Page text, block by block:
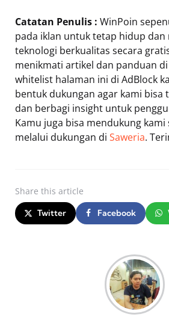
Catatan Penulis : WinPoin
pada iklan untuk tetap hidup dan
teknologi berkualitas secara
menikmati artikel dan panduan
whitelist halaman ini di AdBlock
bentuk dukungan agar kami bisa
dan berbagi insight untuk
Kamu juga bisa mendukung kami
melalui dukungan di Saweria.
Share this article
Twitter Facebook